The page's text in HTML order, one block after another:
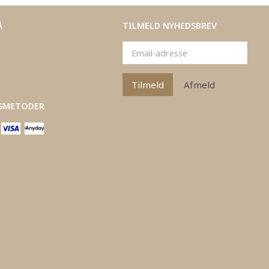
TILMELD NYHEDSBREV
adresse
Tilmeld Afmeld